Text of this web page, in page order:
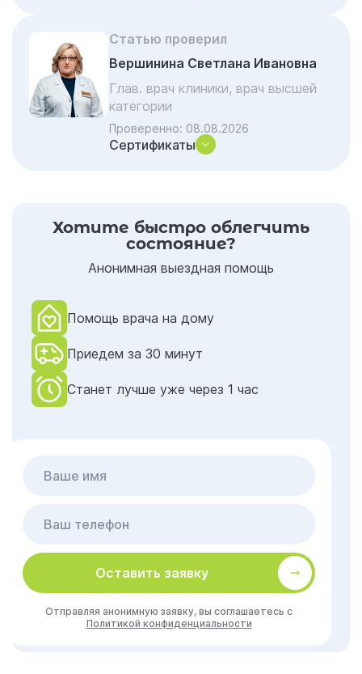
Статью проверил
Вершинина Светлана Ивановна
Глав. врач клиники, врач высшей
категории
Проверенно: 08.08.2026
Сертификаты
Хотите быстро облегчить
состояние?
Анонимная выездная помощь
Помощь врача на дому
Приедем за 30 минут
Станет лучше уже через 1 час
Оставить заявку
Отправляя анонимную заявку, вы соглашаетесь с
Политикой конфиденциальности